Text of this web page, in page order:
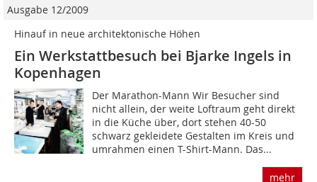
Ausgabe 12/2009
Hinauf in neue architektonische Höhen
Ein Werkstattbesuch bei Bjarke Ingels in
Kopenhagen
Der Marathon-Mann Wir Besucher sind
nicht allein, der weite Loftraum geht direkt
in die Küche über, dort stehen 40-50
schwarz gekleidete Gestalten im Kreis und
umrahmen einen T-Shirt-Mann. Das...
mehr